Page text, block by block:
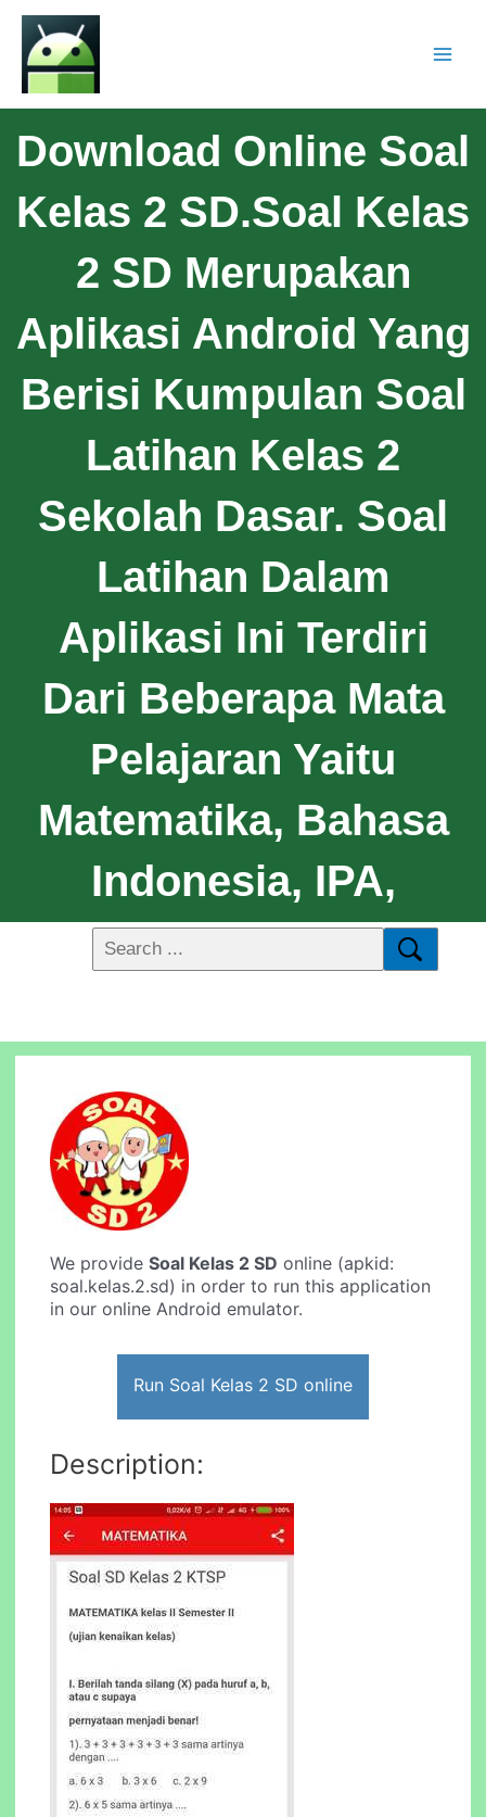
Download Online Soal
Kelas 2 SD.Soal Kelas
2 SD Merupakan
Aplikasi Android Yang
Berisi Kumpulan Soal
Latihan Kelas 2
Sekolah Dasar. Soal
Latihan Dalam
Aplikasi Ini Terdiri
Dari Beberapa Mata
Pelajaran Yaitu
Matematika, Bahasa
Indonesia, IPA,
We provideSoal Kelas 2 SD online (apkid:
soal.kelas.2.sd) in order to run this application
in our online Android emulator.
Run Soal Kelas 2 SD online
Description: